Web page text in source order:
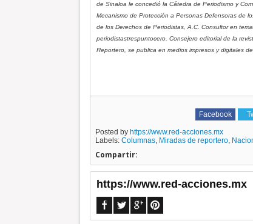
de Sinaloa le concedió la Cátedra de Periodismo y
Mecanismo de Protección a Personas Defensoras de
de los Derechos de Periodistas, A.C. Consultor en
periodistastrespuntocero. Consejero editorial de la
Reportero, se publica en medios impresos y digitales
Facebook
Posted by https://www.red-acciones.mx
Labels: Columnas, Miradas de reportero,
Compartir:
https://www.red-acciones.mx